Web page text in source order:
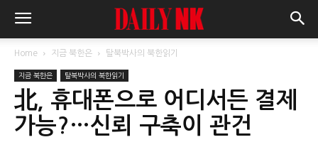
Home 지금 북한은 탈북박사의 북한읽기
지금 북한은 탈북박사의 북한읽기
北, 휴대폰으로 어디서든 결제
가능?…신뢰 구축이 관건